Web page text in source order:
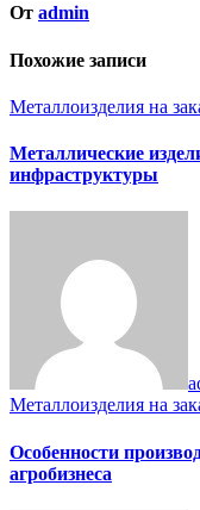
От admin
Похожие записи
Металлоизделия на
Металлические
инфраструктуры
Металлоизделия на
Особенности
агробизнеса